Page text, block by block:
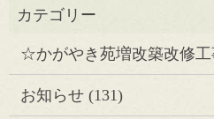
☆かがやき苑増改築改修
お知らせ(131)